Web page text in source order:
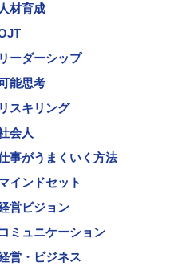
人材育成
リーダーシップ
能思考
リスキリング
会人
事がうまくいく方法
インドセット
営ビジョン
コミュニケーション
営・ビジネス